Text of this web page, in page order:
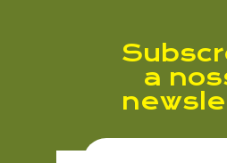
a